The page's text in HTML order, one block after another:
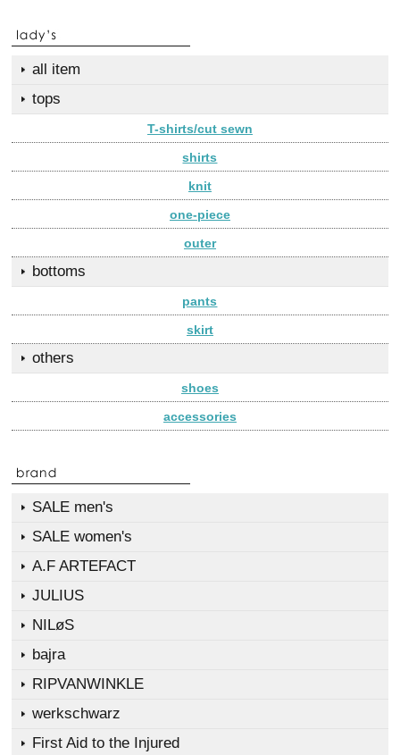
all item
tops
T-shirts/cut sewn
shirts
knit
one-piece
outer
bottoms
pants
skirt
others
shoes
accessories
SALE men's
SALE women's
A.F ARTEFACT
JULIUS
NILøS
bajra
RIPVANWINKLE
werkschwarz
First Aid to the Injured